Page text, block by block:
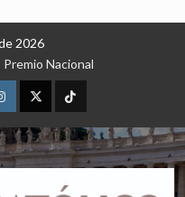
2026
Premio Nacional
X TikTok